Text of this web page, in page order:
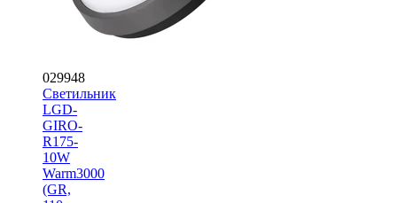
029948
Светильник
LGD-
GIRO-
R175-
10W
Warm3000
(GR,